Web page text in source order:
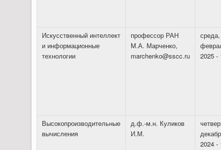
Искусственный интеллект
и информационные
технологии
профессор РАН
М.А. Марченко,
marchenko@sscc.ru
2025 -
Высокопроизводительные
вычисления
д.ф.-м.н. Куликов
И.М.
2024 -